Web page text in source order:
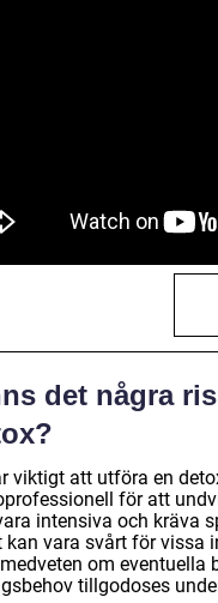
det några
viktigt att utföra en
för att
intensiva och kräva
kan vara svårt för vissa
om eventuella
tillgodoses